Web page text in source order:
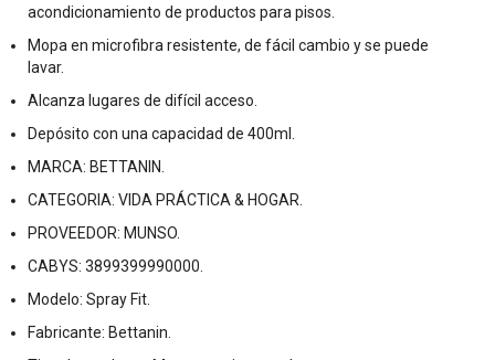
acondicionamiento de productos para pisos.
Mopa en microfibra resistente, de fácil cambio y se puede
lavar.
Alcanza lugares de difícil acceso.
Depósito con una capacidad de 400ml.
MARCA: BETTANIN.
CATEGORIA: VIDA PRÁCTICA & HOGAR.
PROVEEDOR: MUNSO.
CABYS: 3899399990000.
Modelo: Spray Fit.
Fabricante: Bettanin.